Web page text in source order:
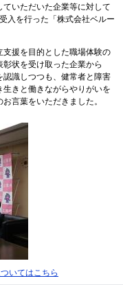
ていただいた企業等に対して
入を行った「株式会社ベルー
援を目的とした職場体験の
状を受け取った企業から
識しつつも、健常者と障害
きと働きながらやりがいを
言葉をいただきました。
いてはこちら